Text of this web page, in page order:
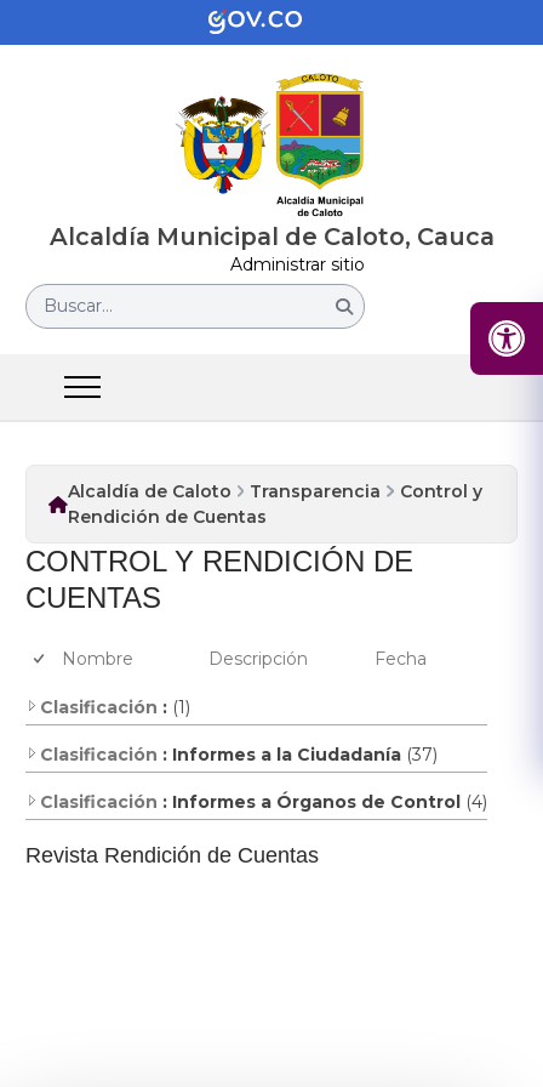
Alcaldía Municipal de Caloto, Cauca
Administrar sitio
Buscar...
Alcaldía de Caloto Transparencia
Control y
Rendición de Cuentas
​​CONTROL Y RENDICIÓN DE
CUENTAS
Nombre Descripción Fecha
Clasificación : (1)
Clasificación : Informes a la Ciudadanía (37)
Clasificación : Informes a Órganos de Control (4)
Revista Rendición de Cuentas​